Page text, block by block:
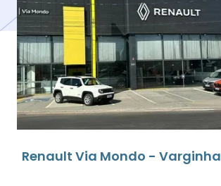
Renault Via Mondo - Varginha